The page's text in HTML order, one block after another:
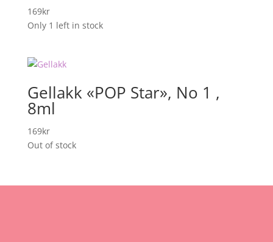
169kr
Only 1 left in stock
Gellakk «POP Star», No 1 ,
8ml
169kr
Out of stock